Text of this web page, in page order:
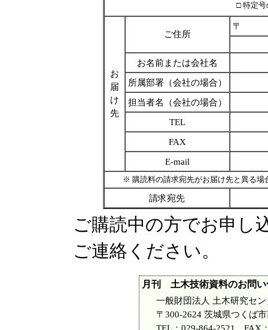
□ 特
お
届
け
先
ご住所
〒
お名前または会社名
所属部署（会社の場合）
担当者名（会社の場合）
TEL
FAX
E-mail
※ 購読料の請求宛先がお届け先と異る場
請求宛先
ご購読中の方でお申し
ご連絡ください。
月刊 土木技術資料のお問い
一般財団法人 土木研究セ
〒300-2624 茨城県つくば
TEL：029-864-2521